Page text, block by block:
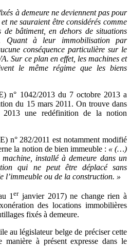
à demeure ne deviennent pas pour
ne sauraient être considérés comme
de bâtiment, en dehors de situations
Quant à leur immobilisation par
conséquence particulière sur le
Sur ce plan en effet, les machines et
le même régime que les biens
n° 1042/2013 du 7 octobre 2013 a
du 15 mars 2011. On trouve dans
une redéfinition de la notion
n° 282/2011 est notamment modifié
la notion de bien immeuble : « (…)
installé à demeure dans un
qui ne peut être déplacé sans
l’immeuble ou de la construction. »
1erjanvier 2017) ne change rien à
des locations immobilières
fixés à demeure.
au législateur belge de préciser cette
manière à présent expresse dans le